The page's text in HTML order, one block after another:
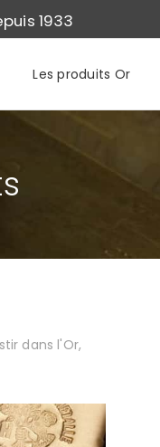
1933
Les produits Or
dans l'Or,